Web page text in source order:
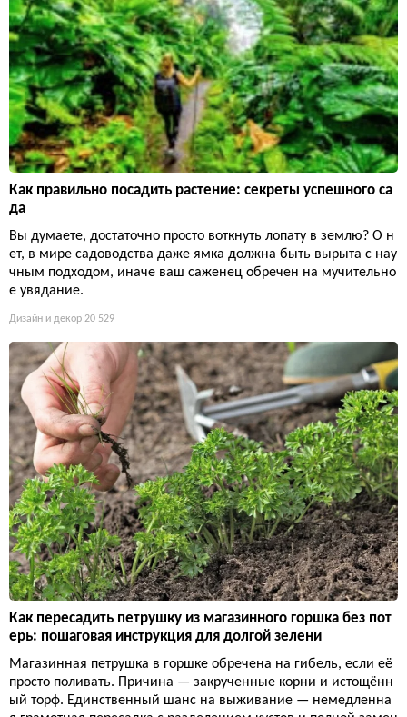
Как правильно посадить растение: секреты успешного са
да
Вы думаете, достаточно просто воткнуть лопату в землю? О н
ет, в мире садоводства даже ямка должна быть вырыта с нау
чным подходом, иначе ваш саженец обречен на мучительно
е увядание.
Дизайн и декор 20 529
Как пересадить петрушку из магазинного горшка без пот
ерь: пошаговая инструкция для долгой зелени
Магазинная петрушка в горшке обречена на гибель, если её
просто поливать. Причина — закрученные корни и истощённ
ый торф. Единственный шанс на выживание — немедленна